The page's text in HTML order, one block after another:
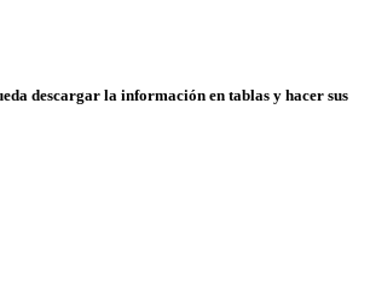
descargar la información en tablas y hacer sus